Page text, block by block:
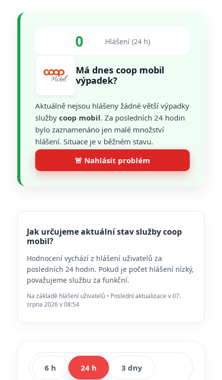
0 Hlášení (24 h)
Má dnes coop mobil
výpadek?
Aktuálně nejsou hlášeny žádné větší výpadky
služby coop mobil. Za posledních 24 hodin
bylo zaznamenáno jen malé množství
hlášení. Situace je v běžném stavu.
🚨 Nahlásit problém
Jak určujeme aktuální stav služby coop
mobil?
Hodnocení vychází z hlášení uživatelů za
posledních 24 hodin. Pokud je počet hlášení nízký,
považujeme službu za funkční.
Na základě hlášení uživatelů • Poslední aktualizace v 07.
srpna 2026 v 08:54
6 h 24 h 3 dny